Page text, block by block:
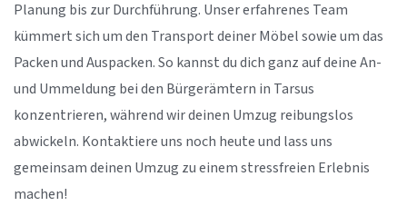
Planung bis zur Durchführung. Unser erfahrenes Team
kümmert sich um den Transport deiner Möbel sowie um das
Packen und Auspacken. So kannst du dich ganz auf deine An-
und Ummeldung bei den Bürgerämtern in Tarsus
konzentrieren, während wir deinen Umzug reibungslos
abwickeln. Kontaktiere uns noch heute und lass uns
gemeinsam deinen Umzug zu einem stressfreien Erlebnis
machen!